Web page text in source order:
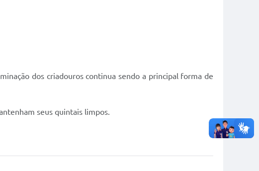
dos criadouros continua sendo a principal forma de
seus quintais limpos.